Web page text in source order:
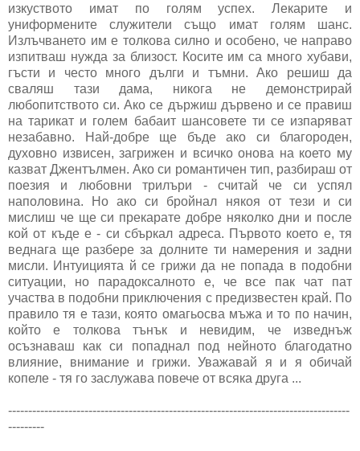
изкуството имат по голям успех. Лекарите и
униформените служители също имат голям шанс.
Излъчването им е толкова силно и особено, че направо
изпитваш нужда за близост. Косите им са много хубави,
гъсти и често много дълги и тъмни. Ако решиш да
сваляш тази дама, никога не демонстрирай
любопитството си. Ако се държиш дървено и се правиш
на тарикат и голем бабаит шансовете ти се изпаряват
незабавно. Най-добре ще бъде ако си благороден,
духовно извисен, загрижен и всичко онова на което му
казват Джентълмен. Ако си романтичен тип, разбираш от
поезия и любовни трилъри - считай че си успял
наполовина. Но ако си бройнал някоя от тези и си
мислиш че ще си прекарате добре няколко дни и после
кой от къде е - си сбъркал адреса. Първото което е, тя
веднага ще разбере за долните ти намерения и задни
мисли. Интуицията й се грижи да не попада в подобни
ситуации, но парадоксалното е, че все пак чат пат
участва в подобни приключения с предизвестен край. По
правило тя е тази, която омагьосва мъжа и то по начин,
който е толкова тънък и невидим, че изведнъж
осъзнаваш как си попаднал под нейното благодатно
влияние, внимание и грижи. Уважавай я и я обичай
копеле - тя го заслужава повече от всяка друга ...
-------------------------------------------------------------------------------------
---------